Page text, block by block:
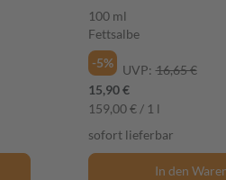
100 ml
Fettsalbe
-5%
UVP: 16,65 €
15,90 €
159,00 € / 1 l
sofort lieferbar
In den